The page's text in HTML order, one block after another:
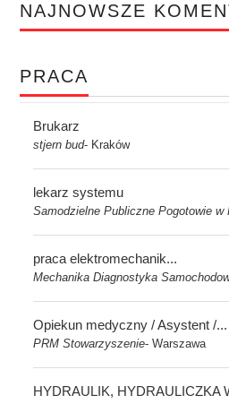
NAJNOWSZE
PRACA
Brukarz
stjern bud- Kraków
lekarz systemu
Samodzielne Publiczne Pogotowie w
praca elektromechanik...
Mechanika Diagnostyka
Opiekun medyczny / Asystent /...
PRM Stowarzyszenie-Warszawa
HYDRAULIK, HYDRAULICZKA